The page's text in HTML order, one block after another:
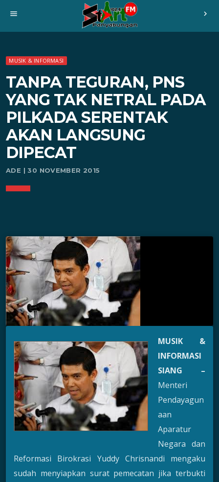
menu chevron_right
MUSIK & INFORMASI
TANPA TEGURAN, PNS
YANG TAK NETRAL PADA
PILKADA SERENTAK
AKAN LANGSUNG
DIPECAT
ADE | 30 NOVEMBER 2015
MUSIK &
INFORMASI
SIANG –
Menteri
Pendayagun
aan
Aparatur
Negara dan
Reformasi Birokrasi Yuddy Chrisnandi mengaku
sudah menyiapkan surat pemecatan jika terbukti